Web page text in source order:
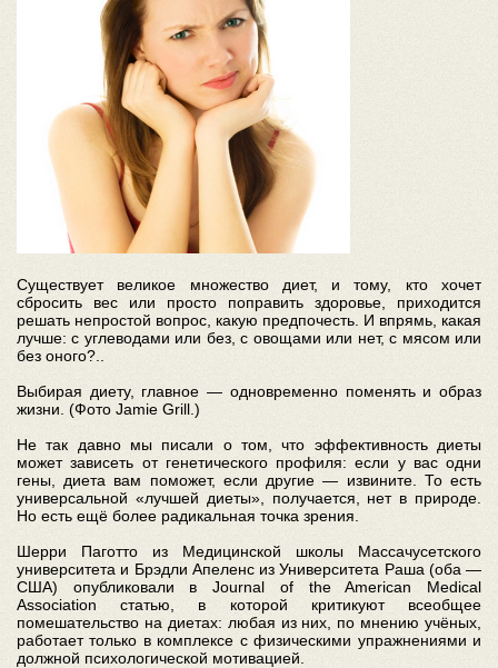
Существует великое множество диет, и тому, кто хочет
сбросить вес или просто поправить здоровье, приходится
решать непростой вопрос, какую предпочесть. И впрямь, какая
лучше: с углеводами или без, с овощами или нет, с мясом или
без оного?..
Выбирая диету, главное — одновременно поменять и образ
жизни. (Фото Jamie Grill.)
Не так давно мы писали о том, что эффективность диеты
может зависеть от генетического профиля: если у вас одни
гены, диета вам поможет, если другие — извините. То есть
универсальной «лучшей диеты», получается, нет в природе.
Но есть ещё более радикальная точка зрения.
Шерри Паготто из Медицинской школы Массачусетского
университета и Брэдли Апеленс из Университета Раша (оба —
США) опубликовали в Journal of the American Medical
Association статью, в которой критикуют всеобщее
помешательство на диетах: любая из них, по мнению учёных,
работает только в комплексе с физическими упражнениями и
должной психологической мотивацией.